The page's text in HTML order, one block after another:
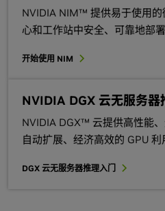
NVIDIA NIM™ 提供易于使用
心和工作站中安全、可靠地部
开始使用 NIM
NVIDIA DGX 云无服务器
NVIDIA DGX™ 云提供高性能
自动扩展、经济高效的 GPU 利
DGX 云无服务器推理入门